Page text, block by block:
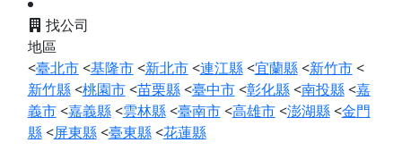
找公司
地區
<臺北市<基隆市<新北市<連江縣<宜蘭縣<新竹市<
新竹縣<桃園市<苗栗縣<臺中市<彰化縣<南投縣<嘉
義市<嘉義縣<雲林縣<臺南市<高雄市<澎湖縣<金門
縣<屏東縣<臺東縣<花蓮縣